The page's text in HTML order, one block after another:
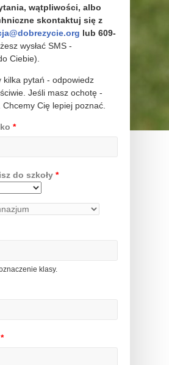
wątpliwości, albo
skontaktuj się z
lub 609-
wysłać SMS -
Ciebie).
kilka pytań - odpowiedz
Jeśli masz ochotę -
Cię lepiej poznać.
*
do szkoły *
klasy.
*